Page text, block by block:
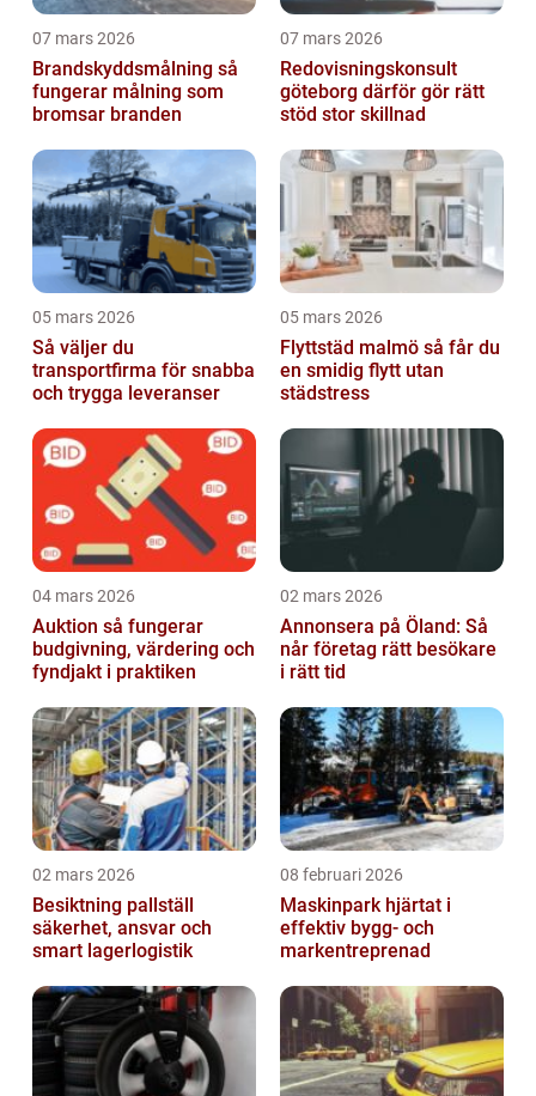
07 mars 2026
Brandskyddsmålning så
fungerar målning som
bromsar branden
07 mars 2026
Redovisningskonsult
göteborg därför gör rätt
stöd stor skillnad
05 mars 2026
Så väljer du
transportfirma för snabba
och trygga leveranser
05 mars 2026
Flyttstäd malmö så får du
en smidig flytt utan
städstress
04 mars 2026
Auktion så fungerar
budgivning, värdering och
fyndjakt i praktiken
02 mars 2026
Annonsera på Öland: Så
når företag rätt besökare
i rätt tid
02 mars 2026
Besiktning pallställ
säkerhet, ansvar och
smart lagerlogistik
08 februari 2026
Maskinpark hjärtat i
effektiv bygg- och
markentreprenad